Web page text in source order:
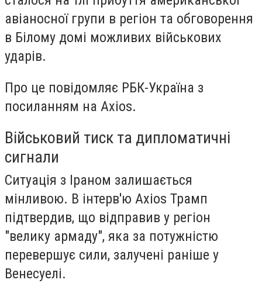
авіаносної групи в регіон та обговорення
в Білому домі можливих військових
ударів.
Про це повідомляє РБК-Україна з
посиланням на Axios.
Військовий тиск та дипломатичні
сигнали
Ситуація з Іраном залишається
мінливою. В інтерв'ю Axios Трамп
підтвердив, що відправив у регіон
"велику армаду", яка за потужністю
перевершує сили, залучені раніше у
Венесуелі.